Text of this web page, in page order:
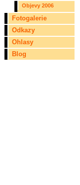
Objevy 2006
Fotogalerie
Odkazy
Ohlasy
Blog